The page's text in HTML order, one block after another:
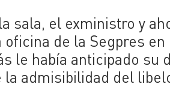
sala, el exministro y
de la Segpres
le había anticipado su
admisibilidad del